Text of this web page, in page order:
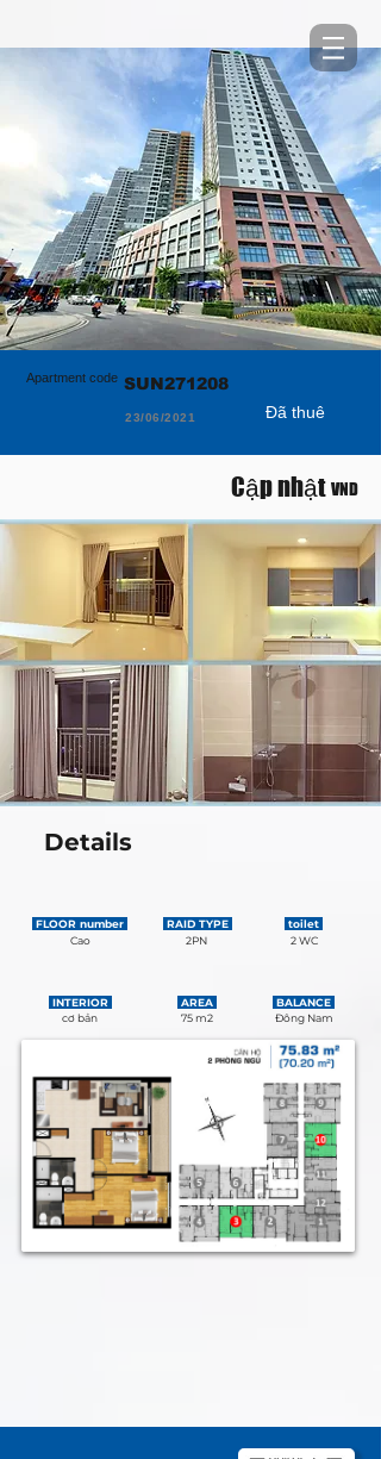
Apartment code SUN271208
23/06/2021 Đã thuê
VND
Cập nhật
Details
FLOOR number
Cao
RAID TYPE
2PN
toilet
2 WC
INTERIOR
cơ bản
AREA
75 m2
BALANCE
Đông Nam